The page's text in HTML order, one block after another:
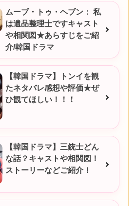
ムーブ・トゥ・ヘブン： 私
は遺品整理士ですキャスト
や相関図★あらすじをご紹
介/韓国ドラマ
【韓国ドラマ】トンイを観
たネタバレ感想や評価★ぜ
ひ観てほしい！！！
【韓国ドラマ】三銃士どん
な話？キャストや相関図！
ストーリーなどご紹介！